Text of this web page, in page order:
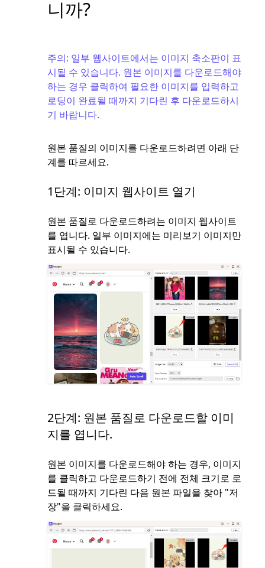
니까?
주의: 일부 웹사이트에서는 이미지 축소판이 표
시될 수 있습니다. 원본 이미지를 다운로드해야
하는 경우 클릭하여 필요한 이미지를 입력하고
로딩이 완료될 때까지 기다린 후 다운로드하시
기 바랍니다.
원본 품질의 이미지를 다운로드하려면 아래 단
계를 따르세요.
1단계: 이미지 웹사이트 열기
원본 품질로 다운로드하려는 이미지 웹사이트
를 엽니다. 일부 이미지에는 미리보기 이미지만
표시될 수 있습니다.
2단계: 원본 품질로 다운로드할 이미
지를 엽니다.
원본 이미지를 다운로드해야 하는 경우, 이미지
를 클릭하고 다운로드하기 전에 전체 크기로 로
드될 때까지 기다린 다음 원본 파일을 찾아 "저
장"을 클릭하세요.